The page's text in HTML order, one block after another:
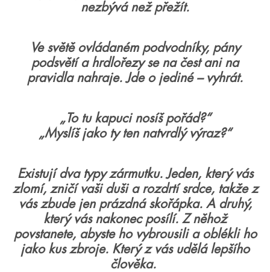
nezbývá než přežít.
Ve světě ovládaném podvodníky, pány
podsvětí a hrdlořezy se na čest ani na
pravidla nahraje. Jde o jediné – vyhrát.
„To tu kapuci nosíš pořád?“
„Myslíš jako ty ten natvrdlý výraz?“
Existují dva typy zármutku. Jeden, který vás
zlomí, zničí vaši duši a rozdrtí srdce, takže z
vás zbude jen prázdná skořápka. A druhý,
který vás nakonec posílí. Z něhož
povstanete, abyste ho vybrousili a oblékli ho
jako kus zbroje. Který z vás udělá lepšího
člověka.